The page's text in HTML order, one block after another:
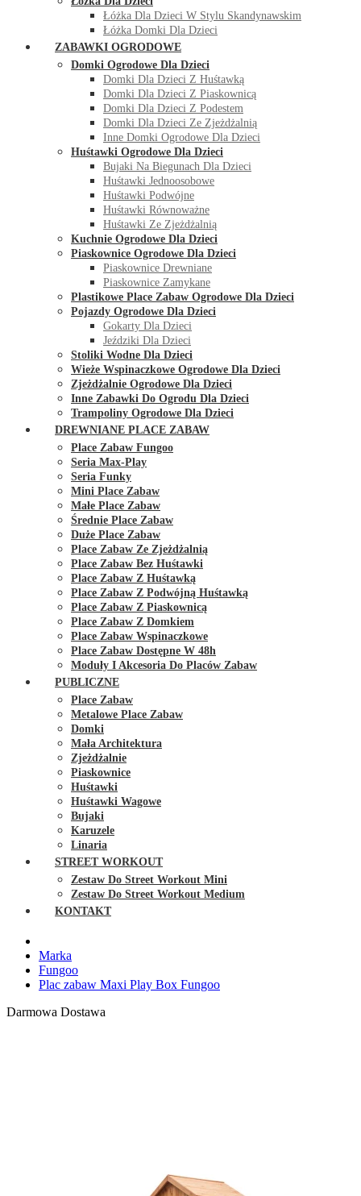
Łóżka Dla Dzieci W Stylu Skandynawskim
Łóżka Domki Dla Dzieci
ZABAWKI OGRODOWE
Domki Ogrodowe Dla Dzieci
Domki Dla Dzieci Z Huśtawką
Domki Dla Dzieci Z Piaskownicą
Domki Dla Dzieci Z Podestem
Domki Dla Dzieci Ze Zjeżdżalnią
Inne Domki Ogrodowe Dla Dzieci
Huśtawki Ogrodowe Dla Dzieci
Bujaki Na Biegunach Dla Dzieci
Huśtawki Jednoosobowe
Huśtawki Podwójne
Huśtawki Równoważne
Huśtawki Ze Zjeżdżalnią
Kuchnie Ogrodowe Dla Dzieci
Piaskownice Ogrodowe Dla Dzieci
Piaskownice Drewniane
Piaskownice Zamykane
Plastikowe Place Zabaw Ogrodowe Dla Dzieci
Pojazdy Ogrodowe Dla Dzieci
Gokarty Dla Dzieci
Jeździki Dla Dzieci
Stoliki Wodne Dla Dzieci
Wieże Wspinaczkowe Ogrodowe Dla Dzieci
Zjeżdżalnie Ogrodowe Dla Dzieci
Inne Zabawki Do Ogrodu Dla Dzieci
Trampoliny Ogrodowe Dla Dzieci
DREWNIANE PLACE ZABAW
Place Zabaw Fungoo
Seria Max-Play
Seria Funky
Mini Place Zabaw
Małe Place Zabaw
Średnie Place Zabaw
Duże Place Zabaw
Place Zabaw Ze Zjeżdżalnią
Place Zabaw Bez Huśtawki
Place Zabaw Z Huśtawką
Place Zabaw Z Podwójną Huśtawką
Place Zabaw Z Piaskownicą
Place Zabaw Z Domkiem
Place Zabaw Wspinaczkowe
Place Zabaw Dostępne W 48h
Moduły I Akcesoria Do Placów Zabaw
PUBLICZNE
Place Zabaw
Metalowe Place Zabaw
Domki
Mała Architektura
Zjeżdżalnie
Piaskownice
Huśtawki
Huśtawki Wagowe
Bujaki
Karuzele
Linaria
STREET WORKOUT
Zestaw Do Street Workout Mini
Zestaw Do Street Workout Medium
KONTAKT
Marka
Fungoo
Plac zabaw Maxi Play Box Fungoo
Darmowa Dostawa